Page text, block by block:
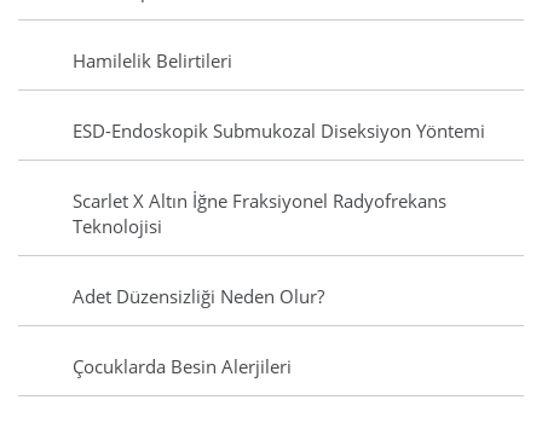
Hamilelik Belirtileri
ESD-Endoskopik Submukozal Diseksiyon Yöntemi
Scarlet X Altın İğne Fraksiyonel Radyofrekans
Teknolojisi
Adet Düzensizliği Neden Olur?
Çocuklarda Besin Alerjileri